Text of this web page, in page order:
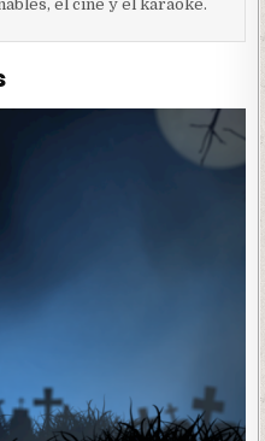
el cine y el karaoke.